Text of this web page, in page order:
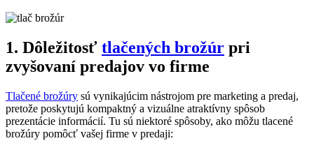
1. Dôležitosť tlačených brožúr pri
zvyšovaní predajov vo firme
Tlačené brožúry sú vynikajúcim nástrojom pre marketing a predaj,
pretože poskytujú kompaktný a vizuálne atraktívny spôsob
prezentácie informácií. Tu sú niektoré spôsoby, ako môžu tlacené
brožúry pomôcť vašej firme v predaji: